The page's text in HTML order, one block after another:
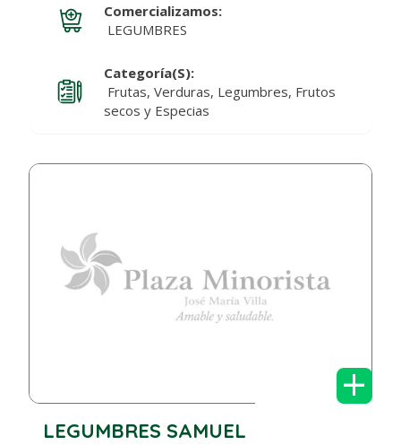
Comercializamos:
LEGUMBRES
Categoría(s):
Frutas, Verduras, Legumbres, Frutos
secos y Especias
+
LEGUMBRES SAMUEL